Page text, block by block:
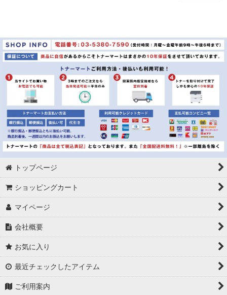
トップページ
ショッピングカート
マイページ
会社概要
お気に入り
最近チェックしたアイテム
ご利用案内